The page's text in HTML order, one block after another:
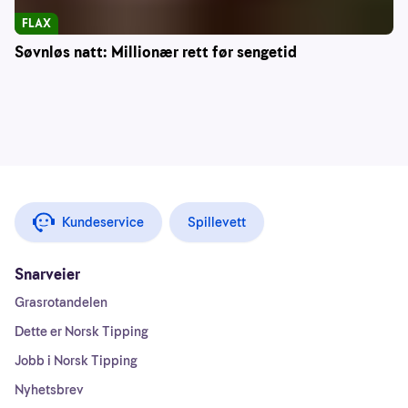
Søvnløs natt: Millionær rett før sengetid
FLAX
Kundeservice Spillevett
Snarveier
Grasrotandelen
Dette er Norsk Tipping
Jobb i Norsk Tipping
Nyhetsbrev